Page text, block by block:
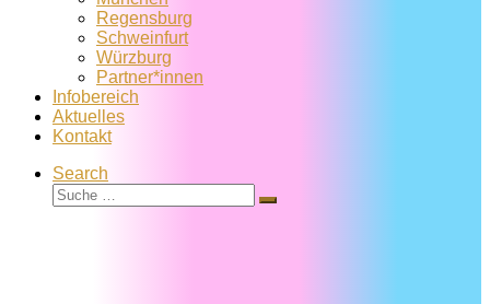
Regensburg
Schweinfurt
Würzburg
Partner*innen
Infobereich
Aktuelles
Kontakt
Search
Suche
Suche